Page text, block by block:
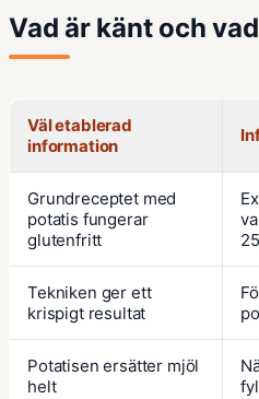
Vad är känt och
Väl etablerad
information
Grundreceptet med
potatis fungerar
glutenfritt
Tekniken ger ett
krispigt resultat
Potatisen ersätter mjöl
helt